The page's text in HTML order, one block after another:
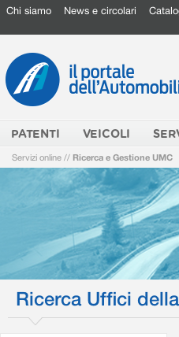
Chi siamo News e circolari
PATENTI VEICOLI
Servizi online // Ricerca e Gestione UMC
Ricerca Uffici